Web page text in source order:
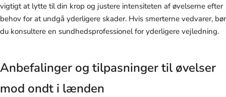
vigtigt at lytte til din krop og justere intensiteten af øvelserne efter
behov for at undgå yderligere skader. Hvis smerterne vedvarer, bør
du konsultere en sundhedsprofessionel for yderligere vejledning.
Anbefalinger og tilpasninger til øvelser
mod ondt i lænden